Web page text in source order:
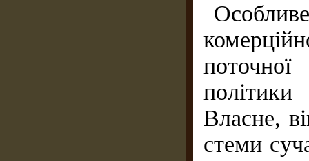
Власне,
стеми